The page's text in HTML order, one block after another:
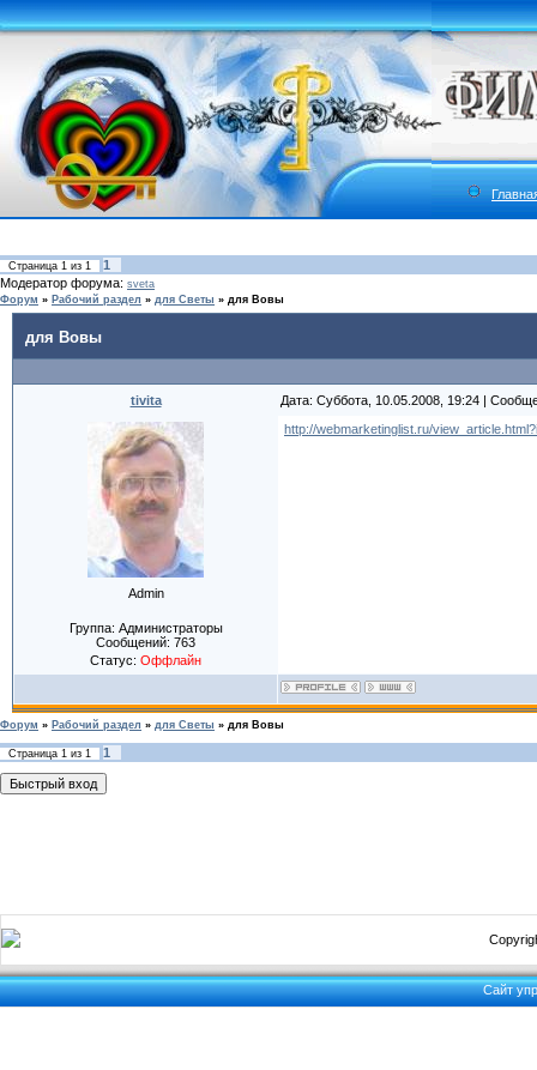
Страница 1 из 1
1
Модератор форума: sveta
Форум » Рабочий раздел » для Светы » для Вовы
для Вовы
tivita Дата: Суббота, 10.05.2008, 19:24 |
Admin
Группа: Администраторы
Сообщений: 763
Статус: Оффлайн
http://webmarketinglist.ru/
Форум » Рабочий раздел » для Светы » для Вовы
Страница 1 из 1 1
Сайт